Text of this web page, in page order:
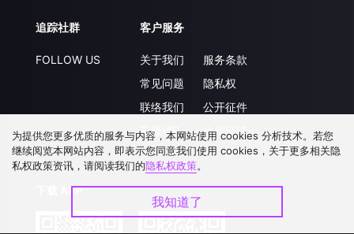
追踪社群
FOLLOW US
客户服务
关于我们
常见问题
联络我们
升级VIP
服务条款
隐私权
公开征件
合作洽談
下载 APP
为提供您更多优质的服务与内容，本网站使用 cookies 分析技术。若您
继续阅览本网站内容，即表示您同意我们使用 cookies，关于更多相关隐
私权政策资讯，请阅读我们的隐私权政策。
我知道了